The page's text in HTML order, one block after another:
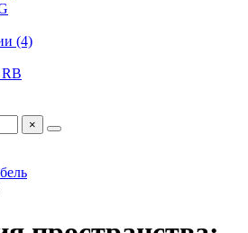
(4)
×